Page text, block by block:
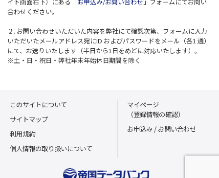
合わせください。
２. お問い合わせいただいた内容を弊社にて確認次第、フォームに入力
いただいたメールアドレス宛にID およびパスワードをメール（各1 通）
にて、お送りいたします（半日から1日をめどに対応いたします）。
※土・日・祝日・弊社年末年始休日期間を除く
このサイトについて
サイトマップ
利用規約
個人情報の取り扱いについて
マイページ
（登録情報の確認）
お申込み / お問い合わせ